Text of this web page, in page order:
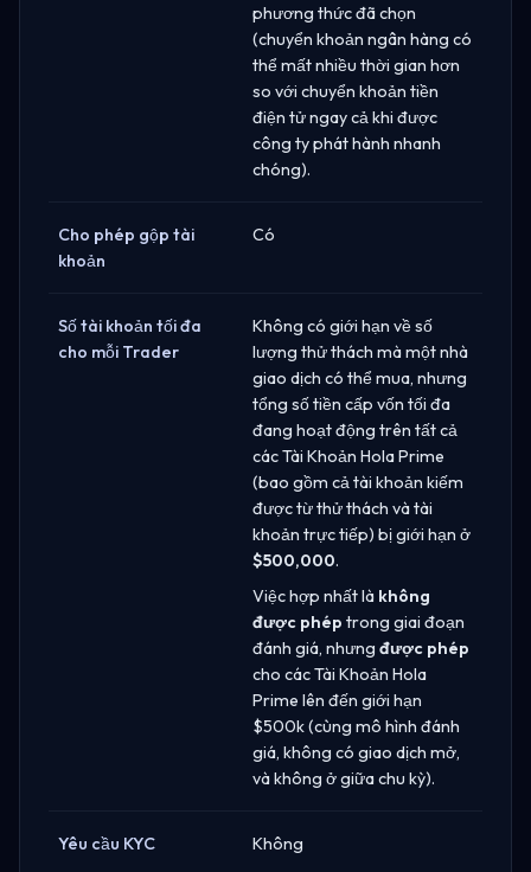
phương thức đã chọn
(chuyển khoản ngân hàng có
thể mất nhiều thời gian hơn
so với chuyển khoản tiền
điện tử ngay cả khi được
công ty phát hành nhanh
chóng).
Cho phép gộp tài
khoản
Có
Số tài khoản tối đa
cho mỗi Trader
Không có giới hạn về số
lượng thử thách mà một nhà
giao dịch có thể mua, nhưng
tổng số tiền cấp vốn tối đa
đang hoạt động trên tất cả
các Tài Khoản Hola Prime
(bao gồm cả tài khoản kiếm
được từ thử thách và tài
khoản trực tiếp) bị giới hạn ở
$500,000.
Việc hợp nhất là không
được phép trong giai đoạn
đánh giá, nhưng được phép
cho các Tài Khoản Hola
Prime lên đến giới hạn
$500k (cùng mô hình đánh
giá, không có giao dịch mở,
và không ở giữa chu kỳ).
Yêu cầu KYC Không